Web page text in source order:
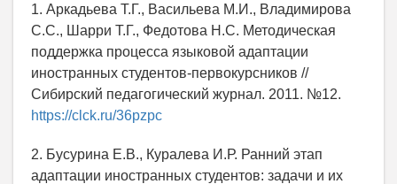
1. Аркадьева Т.Г., Васильева М.И., Владимирова
С.С., Шарри Т.Г., Федотова Н.С. Методическая
поддержка процесса языковой адаптации
иностранных студентов-первокурсников //
Сибирский педагогический журнал. 2011. №12.
https://clck.ru/36pzpc
2. Бусурина Е.В., Куралева И.Р. Ранний этап
адаптации иностранных студентов: задачи и их